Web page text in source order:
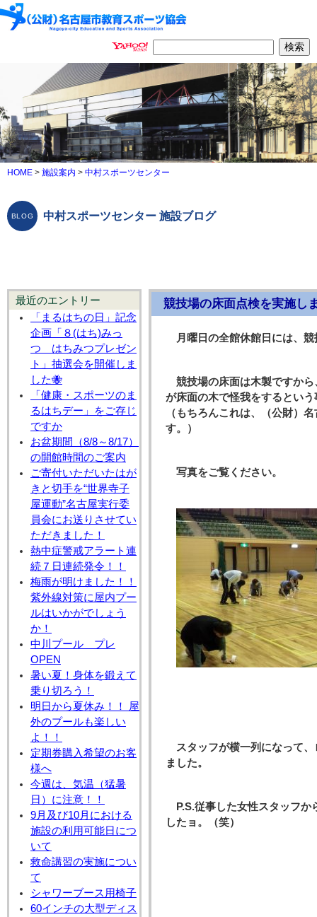
HOME > 施設案内 > 中村スポーツセンター
中村スポーツセンター 施設ブログ
最近のエントリー
「まるはちの日」記念
企画「８(はち)みっ
つ はちみつプレゼン
ト」抽選会を開催しま
した🐝
「健康・スポーツのま
るはちデー」をご存じ
ですか
お盆期間（8/8～8/17）
の開館時間のご案内
ご寄付いただいたはが
きと切手を“世界寺子
屋運動”名古屋実行委
員会にお送りさせてい
ただきました！
熱中症警戒アラート連
続７日連続発令！！
梅雨が明けました！！
紫外線対策に屋内プー
ルはいかがでしょう
か！
中川プール プレ
OPEN
暑い夏！身体を鍛えて
乗り切ろう！
明日から夏休み！！ 屋
外のプールも楽しい
よ！！
定期券購入希望のお客
様へ
今週は、気温（猛暑
日）に注意！！
9月及び10月における
施設の利用可能日につ
いて
救命講習の実施につい
て
シャワーブース用椅子
60インチの大型ディス
競技場の床面点検を実施し
月曜日の全館休館日には、
競技場の床面は木製ですか
が床面の木で怪我をするとい
（もちろんこれは、（公財）
す。）
写真をご覧ください。
スタッフが横一列になって
ました。
P.S.従事した女性スタッフか
したョ。（笑）